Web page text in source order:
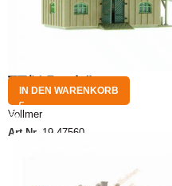
TT/N Bauhütte
Vollmer
Art.Nr. 19-47560
IN DEN WARENKORB